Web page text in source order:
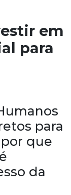
em
para
para
por que
da